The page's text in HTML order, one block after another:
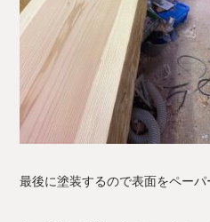
最後に塗装するので表面をペー